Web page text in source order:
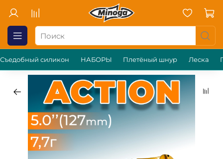
Съедобный силикон НАБОРЫ Плетёный шнур Леска